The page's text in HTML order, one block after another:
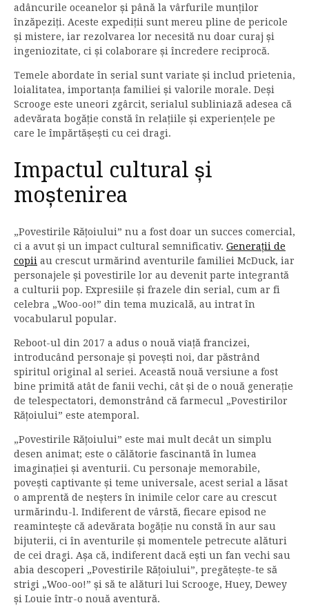
adâncurile oceanelor și până la vârfurile munților
înzăpeziți. Aceste expediții sunt mereu pline de pericole
și mistere, iar rezolvarea lor necesită nu doar curaj și
ingeniozitate, ci și colaborare și încredere reciprocă.
Temele abordate în serial sunt variate și includ prietenia,
loialitatea, importanța familiei și valorile morale. Deși
Scrooge este uneori zgârcit, serialul subliniază adesea că
adevărata bogăție constă în relațiile și experiențele pe
care le împărtășești cu cei dragi.
Impactul cultural și
moștenirea
„Povestirile Rățoiului” nu a fost doar un succes comercial,
ci a avut și un impact cultural semnificativ. Generații de
copii au crescut urmărind aventurile familiei McDuck, iar
personajele și povestirile lor au devenit parte integrantă
a culturii pop. Expresiile și frazele din serial, cum ar fi
celebra „Woo-oo!” din tema muzicală, au intrat în
vocabularul popular.
Reboot-ul din 2017 a adus o nouă viață francizei,
introducând personaje și povești noi, dar păstrând
spiritul original al seriei. Această nouă versiune a fost
bine primită atât de fanii vechi, cât și de o nouă generație
de telespectatori, demonstrând că farmecul „Povestirilor
Rățoiului” este atemporal.
„Povestirile Rățoiului” este mai mult decât un simplu
desen animat; este o călătorie fascinantă în lumea
imaginației și aventurii. Cu personaje memorabile,
povești captivante și teme universale, acest serial a lăsat
o amprentă de neșters în inimile celor care au crescut
urmărindu-l. Indiferent de vârstă, fiecare episod ne
reamintește că adevărata bogăție nu constă în aur sau
bijuterii, ci în aventurile și momentele petrecute alături
de cei dragi. Așa că, indiferent dacă ești un fan vechi sau
abia descoperi „Povestirile Rățoiului”, pregătește-te să
strigi „Woo-oo!” și să te alături lui Scrooge, Huey, Dewey
și Louie într-o nouă aventură.